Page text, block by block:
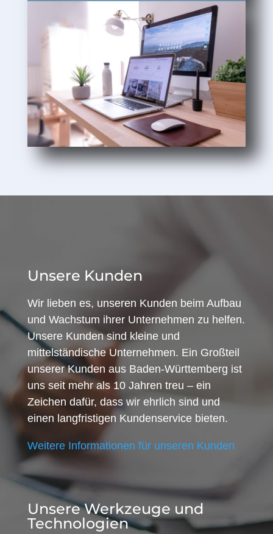
Unsere Kunden
Wir lieben es, unseren Kunden beim Aufbau
und Wachstum ihrer Unternehmen zu helfen.
Unsere Kunden sind kleine und
mittelständische Unternehmen. Ein Großteil
unserer Kunden aus Baden-Württemberg ist
uns seit mehr als 10 Jahren treu – ein
Zeichen dafür, dass wir ehrlich sind und
einen langfristigen Kundenservice bieten.
Weitere Informationen für unseren Kunden
Unsere Werkzeuge und
Technologien